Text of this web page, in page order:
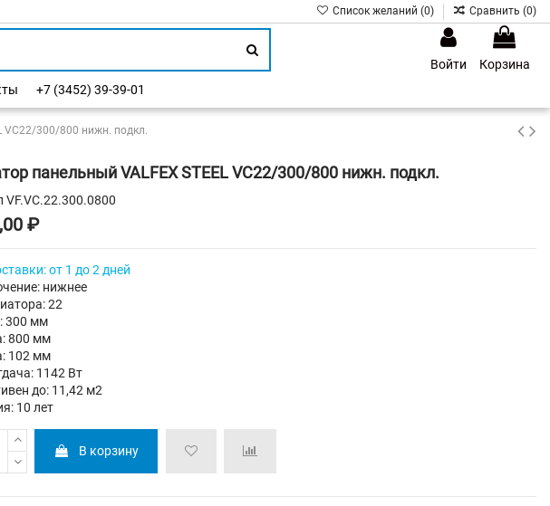
Список желаний (0) Сравнить (0)
Войти
Корзина
+7 (3452) 39-39-01
VC22/300/800 нижн. подкл.
панельный VALFEX STEEL VC22/300/800 нижн. подкл.
VF.VC.22.300.0800
₽
от 1 до 2 дней
нижнее
22
300 мм
800 мм
102 мм
1142 Вт
до: 11,42 м2
10 лет
В корзину